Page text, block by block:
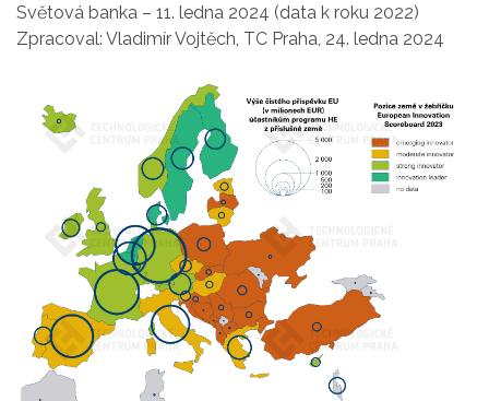
Světová banka – 11. ledna 2024 (data k roku 2022)
Zpracoval: Vladimír Vojtěch, TC Praha, 24. ledna 2024